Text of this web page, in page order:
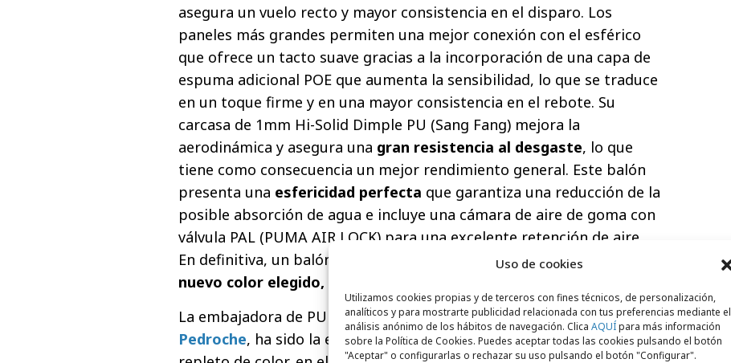
Uso de cookies
Utilizamos cookies propias y de terceros con fines técnicos, de personalización,
analíticos y para mostrarte publicidad relacionada con tus preferencias mediante el
análisis anónimo de los hábitos de navegación. Clica AQUÍpara más información
sobre la Política de Cookies. Puedes aceptar todas las cookies pulsando el botón
"Aceptar" o configurarlas o rechazar su uso pulsando el botón "Configurar".
asegura un vuelo recto y mayor consistencia en el disparo. Los
paneles más grandes permiten una mejor conexión con el esférico
que ofrece un tacto suave gracias a la incorporación de una capa de
espuma adicional POE que aumenta la sensibilidad, lo que se traduce
en un toque firme y en una mayor consistencia en el rebote. Su
carcasa de 1mm Hi-Solid Dimple PU (Sang Fang) mejora la
aerodinámica y asegura una gran resistencia al desgaste, lo que
tiene como consecuencia un mejor rendimiento general. Este balón
presenta una esfericidad perfecta que garantiza una reducción de la
posible absorción de agua e incluye una cámara de aire de goma con
válvula PAL (PUMA AIR LOCK) para una excelente retención de aire.
En definitiva, un balón con una potencia explosiva, tanta como la del
nuevo color elegido, el osado Pink Alert
La embajadora de PUMA y reconocida futbolera,Cristina
Pedroche, ha sido la encargada de presentar el balón en un evento